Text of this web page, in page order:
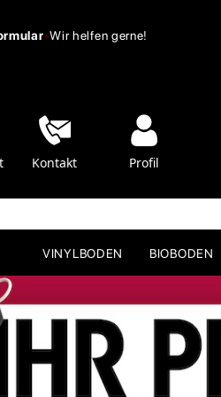
-Wir helfen gerne!
Kontakt Profil
VINYLBODEN BIOBODEN